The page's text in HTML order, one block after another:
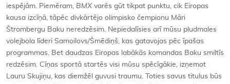
iespējām. Piemēram, BMX varēs gūt tikpat punktu, cik Eiropas
kausa izcīņā, tāpēc divkārtējo olimpisko čempionu Māri
Štrombergu Baku neredzēsim. Nepiedalīsies arī mūsu pludmales
volejbola līderi Samoilovs/Šmēdiņš, kas gatavojas pēc īpašas
programmas. Bet daudzas Eiropas labākās komandas Baku smiltīs
redzēsim. Cīņas sportā startēs visi mūsu spēcīgākie, izņemot
Lauru Skujiņu, kas diemžēl guvusi traumu. Toties savus titulus būs